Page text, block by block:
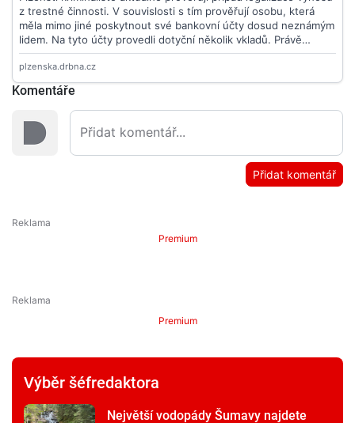
Komentáře
Přidat komentář
Premium
Premium
Výběr šéfredaktora
Největší vodopády Šumavy najdete